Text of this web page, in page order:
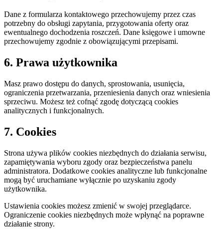
Dane z formularza kontaktowego przechowujemy przez czas
potrzebny do obsługi zapytania, przygotowania oferty oraz
ewentualnego dochodzenia roszczeń. Dane księgowe i umowne
przechowujemy zgodnie z obowiązującymi przepisami.
6. Prawa użytkownika
Masz prawo dostępu do danych, sprostowania, usunięcia,
ograniczenia przetwarzania, przeniesienia danych oraz wniesienia
sprzeciwu. Możesz też cofnąć zgodę dotyczącą cookies
analitycznych i funkcjonalnych.
7. Cookies
Strona używa plików cookies niezbędnych do działania serwisu,
zapamiętywania wyboru zgody oraz bezpieczeństwa panelu
administratora. Dodatkowe cookies analityczne lub funkcjonalne
mogą być uruchamiane wyłącznie po uzyskaniu zgody
użytkownika.
Ustawienia cookies możesz zmienić w swojej przeglądarce.
Ograniczenie cookies niezbędnych może wpłynąć na poprawne
działanie strony.